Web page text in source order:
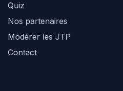
Quiz
Nos partenaires
Modérer les JTP
Contact